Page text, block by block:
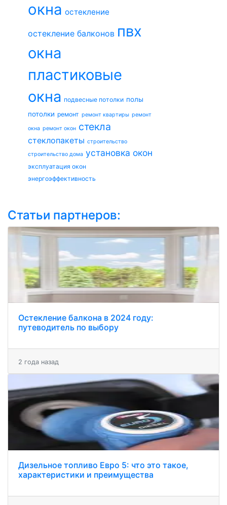
окна остекление
остекление балконов пвх
окна
пластиковые
окна подвесные потолки полы
потолки ремонт ремонт квартиры ремонт
окна ремонт окон стекла
стеклопакеты строительство
строительство дома установка окон
эксплуатация окон
энергоэффективность
Статьи партнеров:
Остекление балкона в 2024 году:
путеводитель по выбору
2 года назад
Дизельное топливо Евро 5: что это такое,
характеристики и преимущества